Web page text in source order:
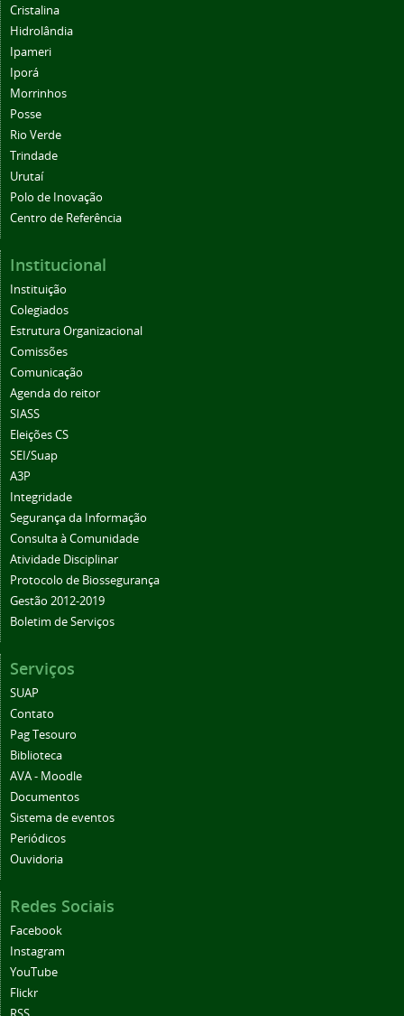
Cristalina
Hidrolândia
Ipameri
Iporá
Morrinhos
Posse
Rio Verde
Trindade
Urutaí
Polo de Inovação
Centro de Referência
Institucional
Instituição
Colegiados
Estrutura Organizacional
Comissões
Comunicação
Agenda do reitor
SIASS
Eleições CS
SEI/Suap
A3P
Integridade
Segurança da Informação
Consulta à Comunidade
Atividade Disciplinar
Protocolo de Biossegurança
Gestão 2012-2019
Boletim de Serviços
Serviços
SUAP
Contato
Pag Tesouro
Biblioteca
AVA - Moodle
Documentos
Sistema de eventos
Periódicos
Ouvidoria
Redes Sociais
Facebook
Instagram
YouTube
Flickr